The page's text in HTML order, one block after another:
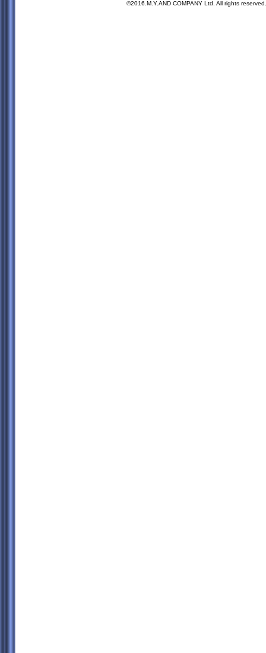
©2016.M.Y.AND COMPANY Ltd. All rights reserved.